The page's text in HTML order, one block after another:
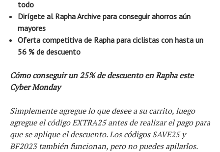
todo
Dirígete al Rapha Archive para conseguir ahorros aún
mayores
Oferta competitiva de Rapha para ciclistas con hasta un
56 % de descuento
Cómo conseguir un 25% de descuento en Rapha este
Cyber ​​Monday
Simplemente agregue lo que desee a su carrito, luego
agregue el código EXTRA25 antes de realizar el pago para
que se aplique el descuento. Los códigos SAVE25 y
BF2023 también funcionan, pero no puedes apilarlos.